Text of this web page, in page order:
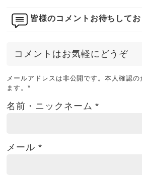
皆様のコメントお待ちして
コメントはお気軽にどうぞ
メールアドレスは非公開です。本人確認
ます。*
名前・ニックネーム*
メール*